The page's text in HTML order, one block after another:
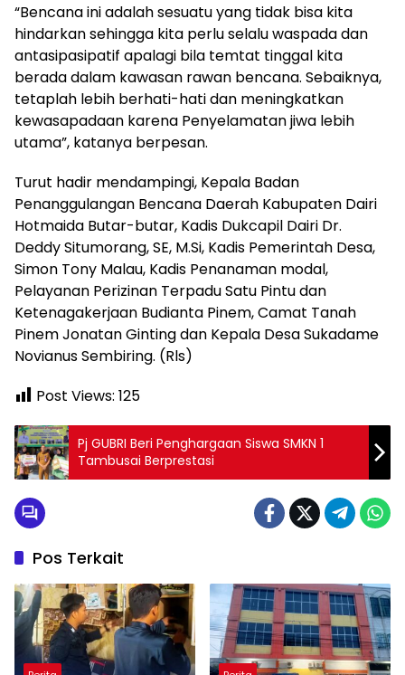
“Bencana ini adalah sesuatu yang tidak bisa kita
hindarkan sehingga kita perlu selalu waspada dan
antasipasipatif apalagi bila temtat tinggal kita
berada dalam kawasan rawan bencana. Sebaiknya,
tetaplah lebih berhati-hati dan meningkatkan
kewasapadaan karena Penyelamatan jiwa lebih
utama”, katanya berpesan.
Turut hadir mendampingi, Kepala Badan
Penanggulangan Bencana Daerah Kabupaten Dairi
Hotmaida Butar-butar, Kadis Dukcapil Dairi Dr.
Deddy Situmorang, SE, M.Si, Kadis Pemerintah Desa,
Simon Tony Malau, Kadis Penanaman modal,
Pelayanan Perizinan Terpadu Satu Pintu dan
Ketenagakerjaan Budianta Pinem, Camat Tanah
Pinem Jonatan Ginting dan Kepala Desa Sukadame
Novianus Sembiring. (Rls)
Post Views: 125
Pj GUBRI Beri Penghargaan Siswa SMKN 1
Tambusai Berprestasi
Pos Terkait